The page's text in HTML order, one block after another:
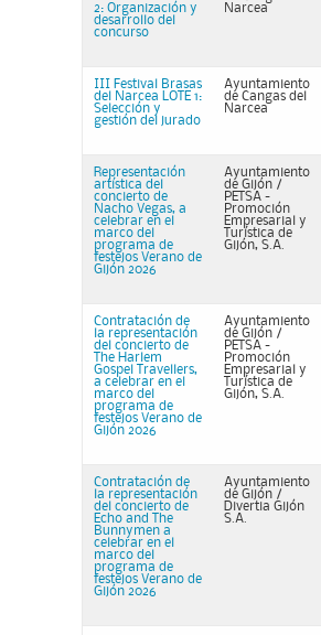
2: Organización y
desarrollo del
concurso
Narcea
III Festival Brasas
del Narcea LOTE 1:
Selección y
gestión del jurado
Ayuntamiento
de Cangas del
Narcea
Representación
artística del
concierto de
Nacho Vegas, a
celebrar en el
marco del
programa de
festejos Verano de
Gijón 2026
Ayuntamiento
de Gijón /
PETSA -
Promoción
Empresarial y
Turística de
Gijón, S.A.
Contratación de
la representación
del concierto de
The Harlem
Gospel Travellers,
a celebrar en el
marco del
programa de
festejos Verano de
Gijón 2026
Ayuntamiento
de Gijón /
PETSA -
Promoción
Empresarial y
Turística de
Gijón, S.A.
Contratación de
la representación
del concierto de
Echo and The
Bunnymen a
celebrar en el
marco del
programa de
festejos Verano de
Gijón 2026
Ayuntamiento
de Gijón /
Divertia Gijón
S.A.